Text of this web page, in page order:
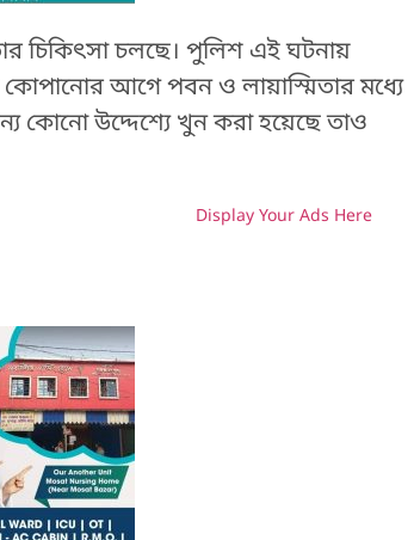
চিকিৎসা চলছে। পুলিশ এই ঘটনায়
আগে পবন ও লায়াস্মিতার মধ্যে
কোনো উদ্দেশ্যে খুন করা হয়েছে তাও
Display Your Ads Here